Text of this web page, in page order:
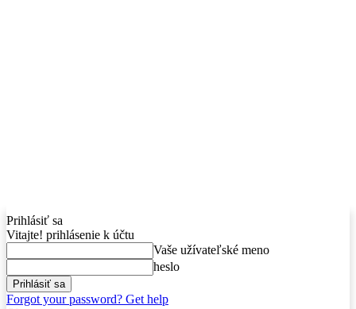
Prihlásiť sa
Vitajte! prihlásenie k účtu
Vaše užívateľské meno
heslo
Forgot your password? Get help